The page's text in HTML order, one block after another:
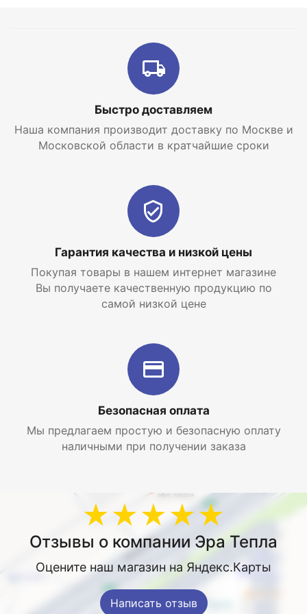
Длительный срок эксплуатации; Корпус насоса
изготовлен из чугуна - для увеличения прочности
Быстро доставляем
Наша компания производит доставку по Москве и
Московской области в кратчайшие сроки
Гарантия качества и низкой цены
Покупая товары в нашем интернет магазине
Вы получаете качественную продукцию по
самой низкой цене
Безопасная оплата
Мы предлагаем простую и безопасную оплату
наличными при получении заказа
★★★★★
Отзывы о компании Эра Тепла
Оцените наш магазин на Яндекс.Карты
Написать отзыв